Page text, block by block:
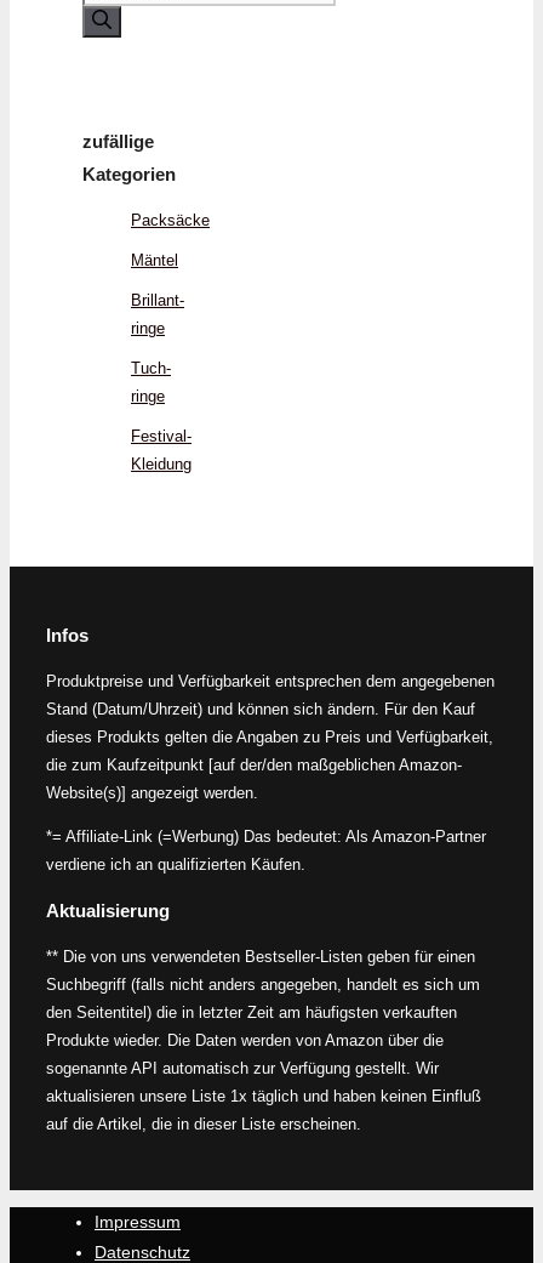
nach:
zufällige
Kategorien
Packsäcke
Mäntel
Brillant­
ringe
Tuch­
ringe
Festival-
Kleidung
Infos
Produktpreise und Verfügbarkeit entsprechen dem angegebenen
Stand (Datum/Uhrzeit) und können sich ändern. Für den Kauf
dieses Produkts gelten die Angaben zu Preis und Verfügbarkeit,
die zum Kaufzeitpunkt [auf der/den maßgeblichen Amazon-
Website(s)] angezeigt werden.
*= Affiliate-Link (=Werbung) Das bedeutet: Als Amazon-Partner
verdiene ich an qualifizierten Käufen.
Aktualisierung
** Die von uns verwendeten Bestseller-Listen geben für einen
Suchbegriff (falls nicht anders angegeben, handelt es sich um
den Seitentitel) die in letzter Zeit am häufigsten verkauften
Produkte wieder. Die Daten werden von Amazon über die
sogenannte API automatisch zur Verfügung gestellt. Wir
aktualisieren unsere Liste 1x täglich und haben keinen Einfluß
auf die Artikel, die in dieser Liste erscheinen.
Impressum
Datenschutz